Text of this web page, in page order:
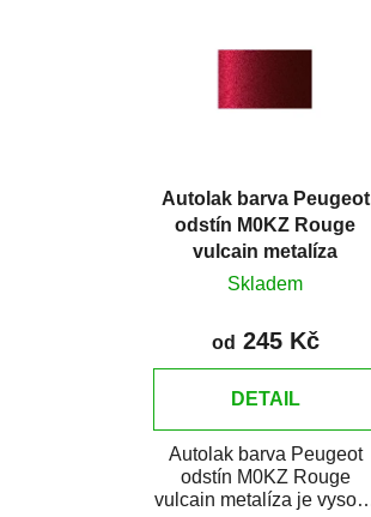
Autolak barva Peugeot
odstín M0KZ Rouge
vulcain metalíza
Skladem
od 245 Kč
DETAIL
Autolak barva Peugeot
odstín M0KZ Rouge
vulcain metalíza je